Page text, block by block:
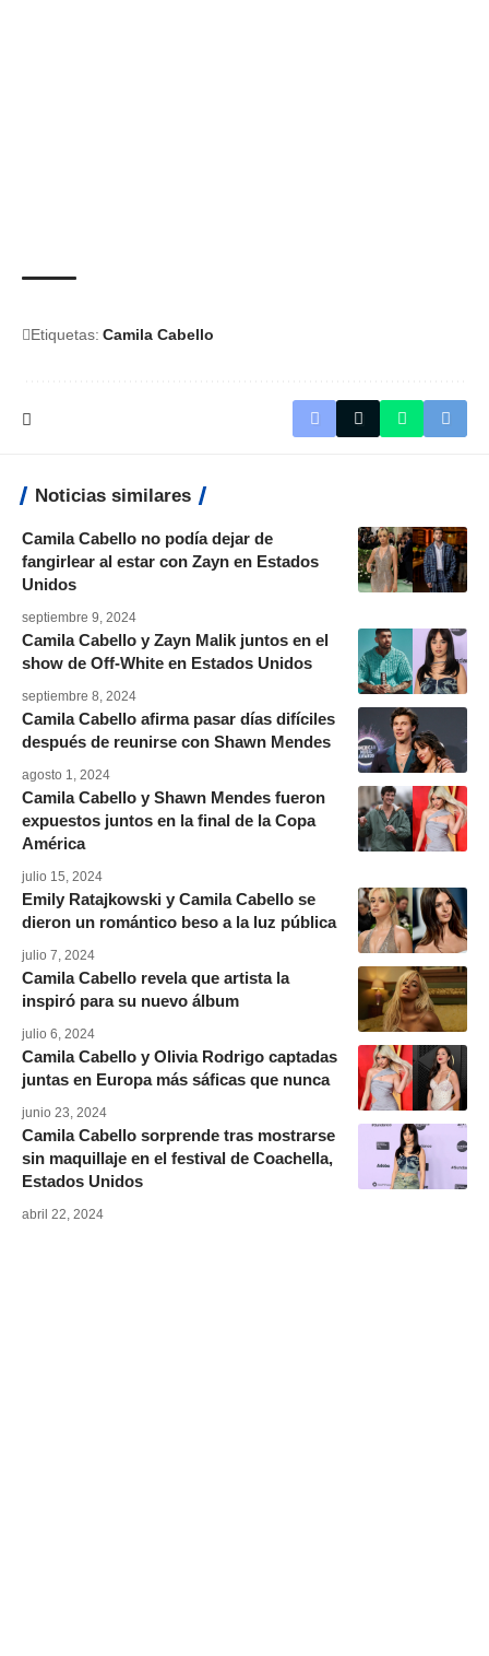
Etiquetas: Camila Cabello
Noticias similares
Camila Cabello no podía dejar de
fangirlear al estar con Zayn en Estados
Unidos
septiembre 9, 2024
Camila Cabello y Zayn Malik juntos en el
show de Off-White en Estados Unidos
septiembre 8, 2024
Camila Cabello afirma pasar días difíciles
después de reunirse con Shawn Mendes
agosto 1, 2024
Camila Cabello y Shawn Mendes fueron
expuestos juntos en la final de la Copa
América
julio 15, 2024
Emily Ratajkowski y Camila Cabello se
dieron un romántico beso a la luz pública
julio 7, 2024
Camila Cabello revela que artista la
inspiró para su nuevo álbum
julio 6, 2024
Camila Cabello y Olivia Rodrigo captadas
juntas en Europa más sáficas que nunca
junio 23, 2024
Camila Cabello sorprende tras mostrarse
sin maquillaje en el festival de Coachella,
Estados Unidos
abril 22, 2024